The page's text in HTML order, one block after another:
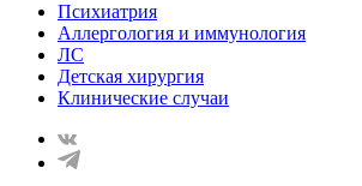
Психиатрия
Аллергология и иммунология
ЛС
Детская хирургия
Клинические случаи